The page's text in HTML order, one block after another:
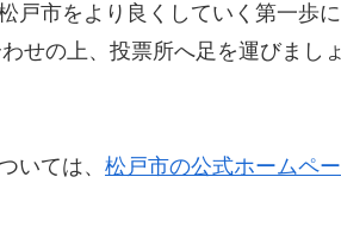
戸市をより良くしていく第一歩に
せの上、投票所へ足を運びましょ
いては、 松戸市の公式ホームペー